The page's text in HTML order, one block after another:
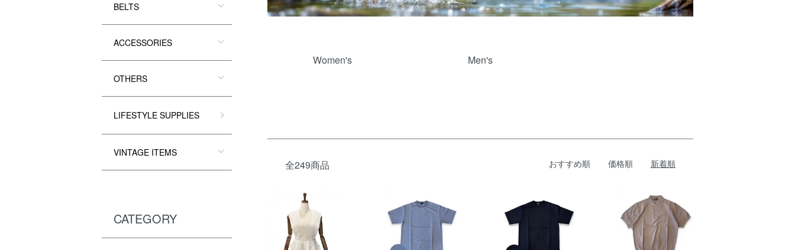
グループ一覧Women's Men's
全249商品 おすすめ順 価格順 新着順
BELTS
ACCESSORIES
OTHERS
LIFESTYLE SUPPLIES
VINTAGE ITEMS
CATEGORY